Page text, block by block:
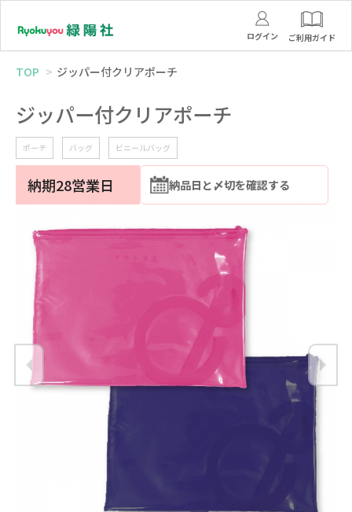
ログイン ご利用ガイド
TOP ジッパー付クリアポーチ
ジッパー付クリアポーチ
ポーチ バッグ ビニールバッグ
納期28営業日 納品日と〆切を確認する